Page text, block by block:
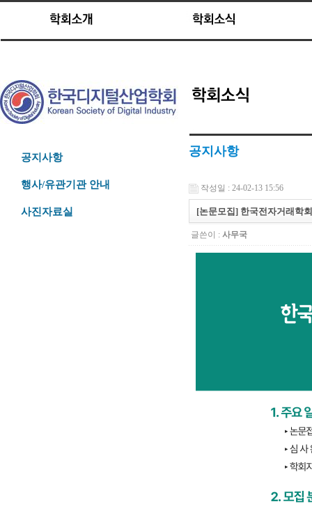
공지사항
행사/유관기관 안내
사진자료실
공지사항
작성일 : 24-02-13 15:56
[논문모집] 한국전자거래학
글쓴이 : 사무국